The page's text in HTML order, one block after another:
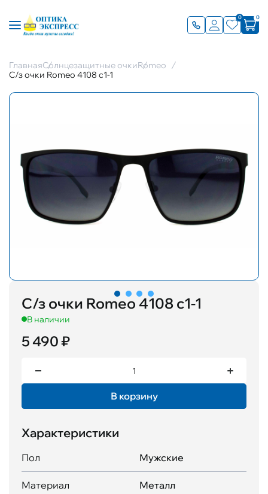
0 0
ГлавнаяСолнцезащитные очкиRomeo
С/з очки Romeo 4108 с1-1
С/з очки Romeo 4108 с1-1
В наличии
5 490 ₽
В корзину
Характеристики
Пол Мужские
Материал Металл